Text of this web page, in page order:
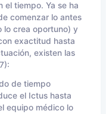
el tiempo. Ya se ha
comenzar lo antes
lo crea oportuno) y
exactitud hasta
existen las
de tiempo
el Ictus hasta
equipo médico lo